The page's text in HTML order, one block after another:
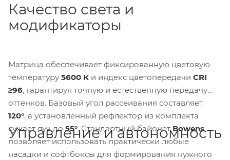
Качество света и
модификаторы
Матрица обеспечивает фиксированную цветовую
температуру 5600 К и индекс цветопередачи CRI
≥96, гарантируя точную и естественную передачу
оттенков. Базовый угол рассеивания составляет
120°, а установленный рефлектор из комплекта
сужает луч до 55°. Стандартный байонетBowens
позволяет использовать практически любые
насадки и софтбоксы для формирования нужного
Управление и автономность